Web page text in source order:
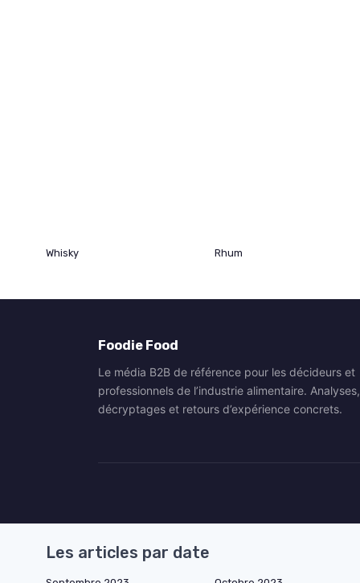
Whisky Rhum
Foodie Food
Le média B2B de référence pour les décideurs et
professionnels de l’industrie alimentaire. Analyses,
décryptages et retours d’expérience concrets.
Les articles par date